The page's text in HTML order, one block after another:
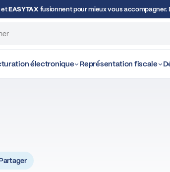
etEASYTAX fusionnent pour mieux vous
électronique Représentation fiscale